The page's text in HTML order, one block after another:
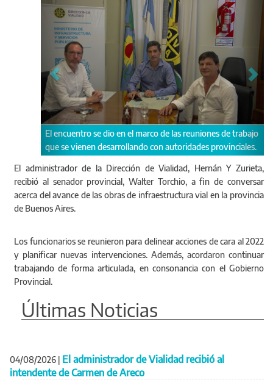
El encuentro se dio en el marco de las reuniones de trabajo
que se vienen desarrollando con autoridades provinciales.
El administrador de la Dirección de Vialidad, Hernán Y Zurieta,
recibió al senador provincial, Walter Torchio, a fin de conversar
acerca del avance de las obras de infraestructura vial en la provincia
de Buenos Aires.
Los funcionarios se reunieron para delinear acciones de cara al 2022
y planificar nuevas intervenciones. Además, acordaron continuar
trabajando de forma articulada, en consonancia con el Gobierno
Provincial.
Últimas Noticias
04/08/2026 | El administrador de Vialidad recibió al
intendente de Carmen de Areco